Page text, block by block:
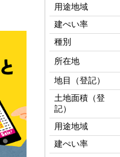
用途地域
建ぺい率
種別
所在地
地目（登記）
土地面積（登
記）
用途地域
建ぺい率